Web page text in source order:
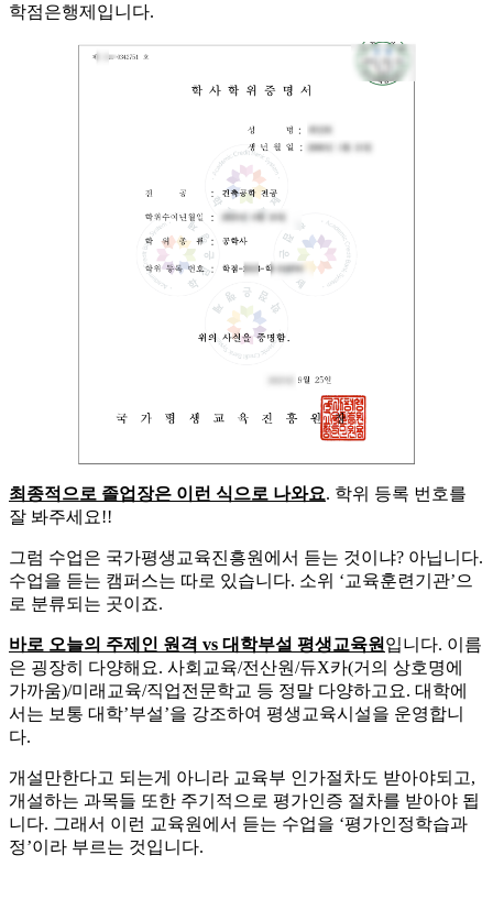
학점은행제입니다.
최종적으로 졸업장은 이런 식으로 나와요. 학위 등록 번호를
잘 봐주세요!!
그럼 수업은 국가평생교육진흥원에서 듣는 것이냐? 아닙니다.
수업을 듣는 캠퍼스는 따로 있습니다. 소위 ‘교육훈련기관’으
로 분류되는 곳이죠.
​바로 오늘의 주제인 원격 vs 대학부설 평생교육원입니다. 이름
은 굉장히 다양해요. 사회교육/전산원/듀X카(거의 상호명에
가까움)/미래교육/직업전문학교 등 정말 다양하고요. 대학에
서는 보통 대학’부설’을 강조하여 평생교육시설을 운영합니
다.
​개설만한다고 되는게 아니라 교육부 인가절차도 받아야되고,
개설하는 과목들 또한 주기적으로 평가인증 절차를 받아야 됩
니다. 그래서 이런 교육원에서 듣는 수업을 ‘평가인정학습과
정’이라 부르는 것입니다.